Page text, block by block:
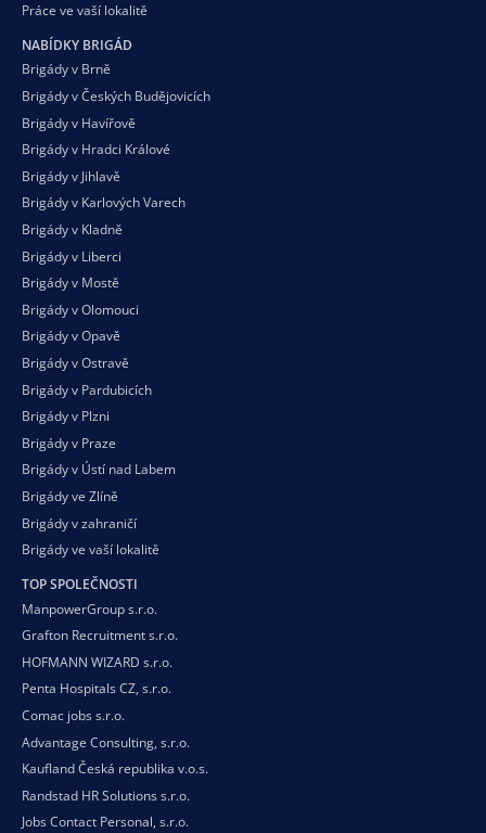
Práce ve vaší lokalitě
NABÍDKY BRIGÁD
Brigády v Brně
Brigády v Českých Budějovicích
Brigády v Havířově
Brigády v Hradci Králové
Brigády v Jihlavě
Brigády v Karlových Varech
Brigády v Kladně
Brigády v Liberci
Brigády v Mostě
Brigády v Olomouci
Brigády v Opavě
Brigády v Ostravě
Brigády v Pardubicích
Brigády v Plzni
Brigády v Praze
Brigády v Ústí nad Labem
Brigády ve Zlíně
Brigády v zahraničí
Brigády ve vaší lokalitě
TOP SPOLEČNOSTI
ManpowerGroup s.r.o.
Grafton Recruitment s.r.o.
HOFMANN WIZARD s.r.o.
Penta Hospitals CZ, s.r.o.
Comac jobs s.r.o.
Advantage Consulting, s.r.o.
Kaufland Česká republika v.o.s.
Randstad HR Solutions s.r.o.
Jobs Contact Personal, s.r.o.